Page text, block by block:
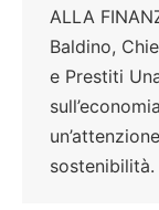
ALLA
Baldino,
e Prestiti